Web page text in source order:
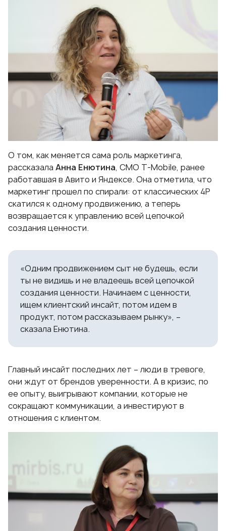
О том, как меняется сама роль маркетинга,
рассказала Анна Енютина, CMО T-Mobile, ранее
работавшая в Авито и Яндексе. Она отметила, что
маркетинг прошел по спирали: от классических 4P
скатился к одному продвижению, а теперь
возвращается к управлению всей цепочкой
создания ценности.
«Одним продвижением сыт не будешь, если
ты не видишь и не владеешь всей цепочкой
создания ценности. Начинаем с ценности,
ищем клиентский инсайт, потом идем в
продукт, потом рассказываем рынку», –
сказала Енютина.
Главный инсайт последних лет – люди в тревоге,
они ждут от брендов уверенности. А в кризис, по
ее опыту, выигрывают компании, которые не
сокращают коммуникации, а инвестируют в
отношения с клиентом.